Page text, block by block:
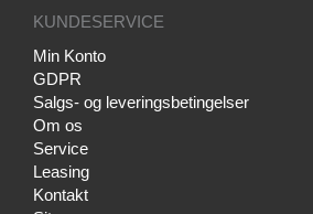
KUNDESERVICE
Min Konto
GDPR
Salgs- og leveringsbetingelser
Om os
Service
Leasing
Kontakt